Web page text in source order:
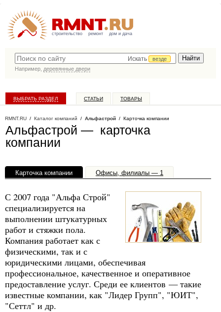
строительство ремонт дом и дача
Искать
везде
Например, деревянные двери
ВЫБРАТЬ РАЗДЕЛ СТАТЬИ ТОВАРЫ
RMNT.RU / Каталог компаний / Альфастрой / Карточка компании
Альфастрой — карточка
компании
Карточка компании Офисы, филиалы — 1
С 2007 года "Альфа Строй"
специализируется на
выполнении штукатурных
работ и стяжки пола.
Компания работает как с
физическими, так и с
юридическими лицами, обеспечивая
профессиональное, качественное и оперативное
предоставление услуг. Среди ее клиентов — такие
известные компании, как "Лидер Групп", "ЮИТ",
"Сеттл" и др.